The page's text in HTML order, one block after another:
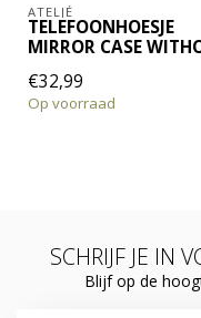
ATELJÉ
TELEFOONHOESJE
MIRROR CASE
€32,99
Op voorraad
SCHRIJF JE IN
Blijf op de